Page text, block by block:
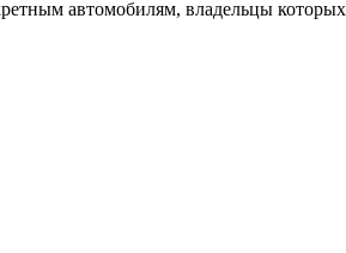
автомобилям, владельцы